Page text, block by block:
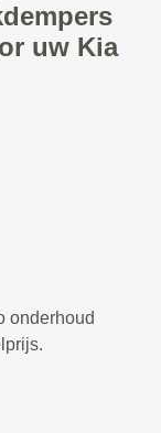
uw Kia
onderhoud